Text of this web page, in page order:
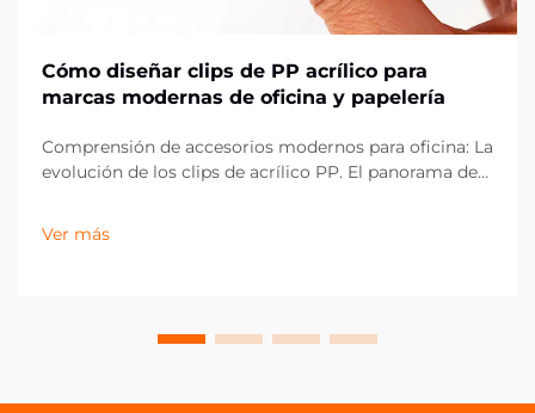
Cómo diseñar clips de PP acrílico para
marcas modernas de oficina y papelería
Comprensión de accesorios modernos para oficina: La
evolución de los clips de acrílico PP. El panorama de
drásticamente en la última década, con los clips de
acrílico PP emergiendo como un componente
Ver más